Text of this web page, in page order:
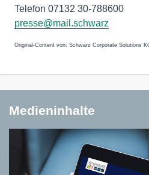
Telefon 07132 30-788600
presse@mail.schwarz
Original-Content von: Schwarz Corporate Solutions
Medieninhalte